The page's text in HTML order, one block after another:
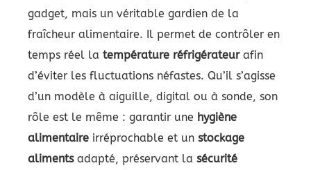
gadget, mais un véritable gardien de la
fraîcheur alimentaire. Il permet de contrôler en
temps réel la température réfrigérateurafin
d’éviter les fluctuations néfastes. Qu’il s’agisse
d’un modèle à aiguille, digital ou à sonde, son
rôle est le même : garantir une hygiène
alimentaire irréprochable et un stockage
alimentsadapté, préservant la sécurité